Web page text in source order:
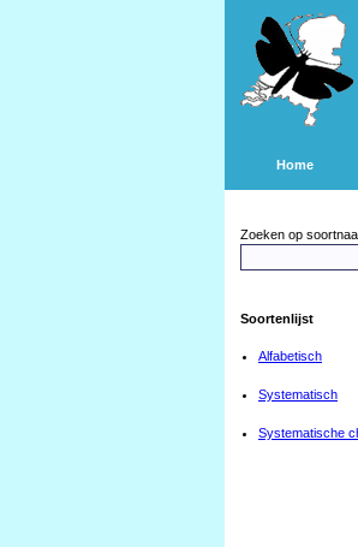
Home
Zoeken op
Soortenlijst
Alfabetisch
Systematisch
Systematische